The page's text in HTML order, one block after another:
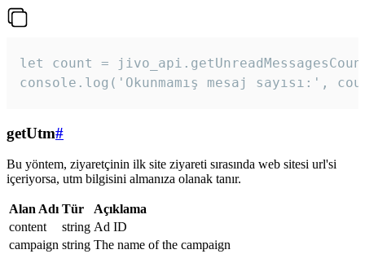
let count =
console.log('Okunmamış mesaj sayısı:',
getUtm#
Bu yöntem, ziyaretçinin ilk site ziyareti sırasında web sitesi url'si
içeriyorsa, utm bilgisini almanıza olanak tanır.
Alan Adı Tür
Açıklama
content
string Ad ID
campaign string The name of the campaign